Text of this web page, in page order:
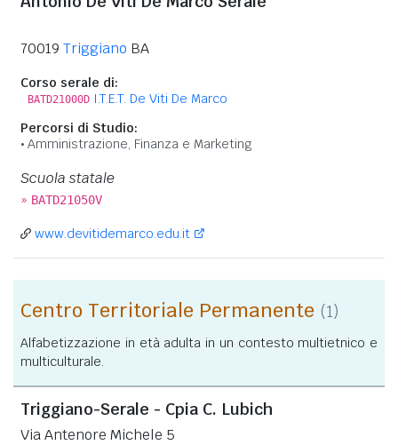
70019 Triggiano BA
Corso serale di:
BATD21000D I.T.E.T. De Viti De Marco
Percorsi di Studio:
Amministrazione, Finanza e Marketing
Scuola statale
» BATD21050V
www.devitidemarco.edu.it
Centro Territoriale Permanente (1)
Alfabetizzazione in età adulta in un contesto multietnico e
multiculturale.
Triggiano-Serale - Cpia C. Lubich
Via Antenore Michele 5